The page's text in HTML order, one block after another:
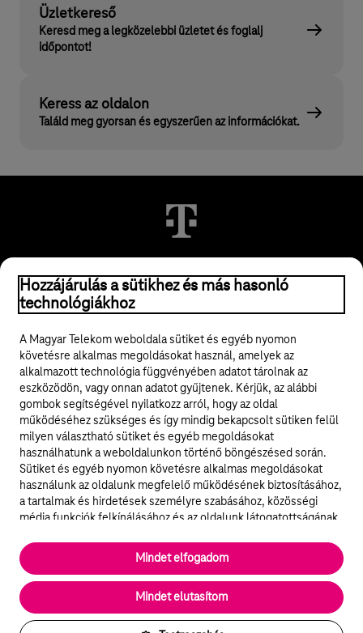
Üzletkereső
Keresd meg a legközelebbi üzletet és foglalj
időpontot!
Keress az oldalon
Találd meg gyorsan és egyszerűen az információkat.
© 2026 Magyar Telekom Nyrt.
ÁSZF
Adatvédelem
Felhívások
Közösségi média
Cookie beállítások
English
Hozzájárulás a sütikhez és más hasonló
technológiákhoz
A Magyar Telekom weboldala sütiket és egyéb nyomon
követésre alkalmas megoldásokat használ, amelyek az
alkalmazott technológia függvényében adatot tárolnak az
eszközödön, vagy onnan adatot gyűjtenek. Kérjük, az alábbi
gombok segítségével nyilatkozz arról, hogy az oldal
működéséhez szükséges és így mindig bekapcsolt sütiken felül
milyen választható sütiket és egyéb megoldásokat
használhatunk a weboldalunkon történő böngészésed során.
Sütiket és egyéb nyomon követésre alkalmas megoldásokat
használunk az oldalunk megfelelő működésének biztosításához,
a tartalmak és hirdetések személyre szabásához, közösségi
média funkciók felkínálásához és az oldalunk látogatottságának
elengedhetetlenek a weboldal működéséhez és nem lehet
kikapcsolni őket a weboldal látogatása során rendszerünkből. A
statisztikai, vagy marketing célú sütik segítségével bizonyos
esetekben az oldalhasználattal kapcsolatos információkat is
megosztjuk hirdetési és elemzési szolgáltatásokat nyújtó
Mindet elutasítom
Mindet elfogadom